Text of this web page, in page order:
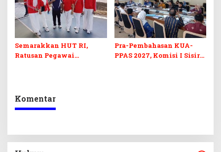
Semarakkan HUT RI,
Ratusan Pegawai
Pra-Pembahasan KUA-
PPAS 2027, Komisi I Sisir
Komentar